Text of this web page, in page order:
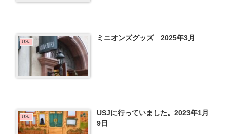
USJ ミニオンズグッズ 2025年3月
USJ
USJに行っていました。2023年1月
9日